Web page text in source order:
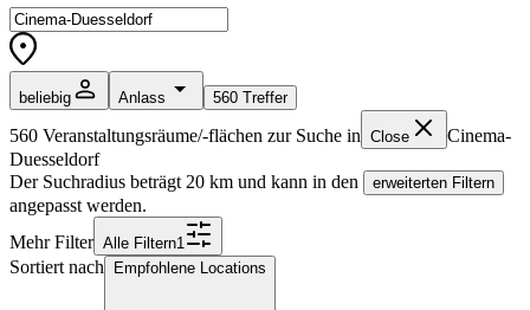
beliebig Anlass 560 Treffer
560 Veranstaltungsräume/-flächen zur Suche in Close
Cinema-
Duesseldorf
Der Suchradius beträgt 20 km und kann in den erweiterten Filtern
angepasst werden.
Mehr Filter Alle Filtern1
Sortiert nach Empfohlene Locations